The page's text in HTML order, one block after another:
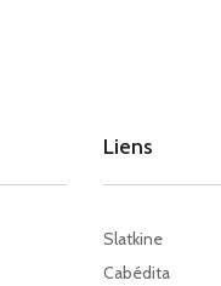
Liens
Slatkine
Cabédita